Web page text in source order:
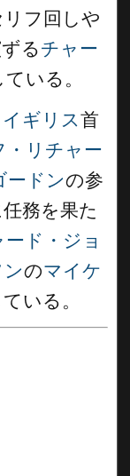
フ回しや
るチャー
いる。
イギリス首
・リチャー
ードンの参
務を果た
ード・ジョ
のマイケ
いる。